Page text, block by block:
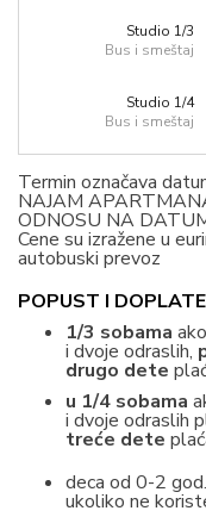
Studio 1/3
Bus i smeštaj
Studio 1/4
Bus i smeštaj
Termin označava
NAJAM
ODNOSU NA
Cene su izražene u
autobuski prevoz
POPUST I DOPLATE
1/3 sobama
i dvoje odraslih,
drugo dete
u 1/4 sobama
i dvoje odraslih
treće dete
deca od 0-2
ukoliko ne